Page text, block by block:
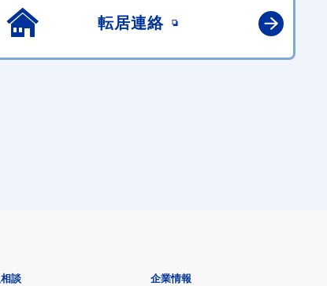
転居連絡
談 企業情報